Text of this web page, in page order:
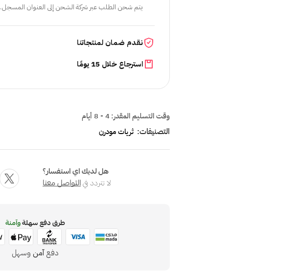
يتم شحن الطلب عبر شركة الشحن إلى العنوان المسجل.
نقدم ضمان لمنتجاتنا
استرجاع خلال 15 يومًا
وقت التسليم المقدر:4 - 8 أيام
التصنيفات: ثريات مودرن
هل لديك اي استفسار؟
لا تتردد فيالتواصل معنا
طرق دفع سهلةوآمنة
دفعآمنوسهل